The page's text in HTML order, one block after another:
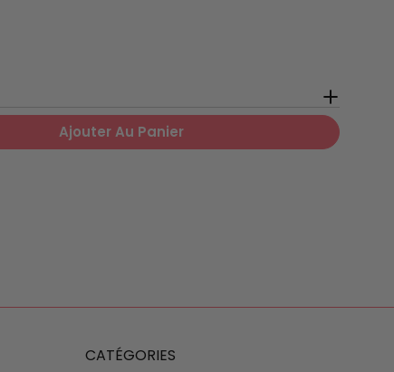
Ras El Hanout BIO
Pour Ras El Hanout BIO
Ajouter Au Panier
CATÉGORIES